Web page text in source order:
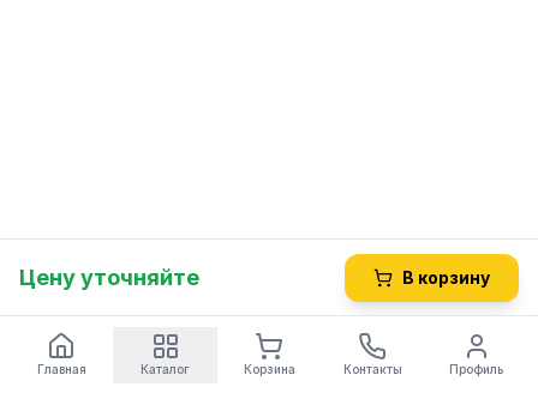
Цену уточняйте В корзину
Главная Каталог Корзина Контакты Профиль